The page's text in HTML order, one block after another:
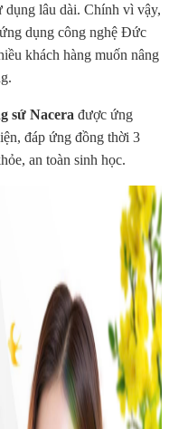
dụng lâu dài. Chính vì vậy,
dụng công nghệ Đức
khách hàng muốn nâng
sứ Nacera được ứng
đáp ứng đồng thời 3
an toàn sinh học.